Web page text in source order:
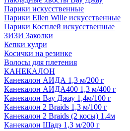
Парики искусственные
Парики Ellen Wille искусственные
Парики Косплей искусственные
ЗИЗИ Заколки
Кепки кудри
Косички на резинке
Волосы для плетения
КАНЕКАЛОН
Канекалон АИДА 1,3 м/200 г
Канекалон АИДА400 1,3 м/400 г
Канекалон Вау Джау 1,4м/100 г
Канекалон 2 Braids 1,3 м/100 г
Канекалон 2 Braids (2 косы) 1.4м
Канекалон Шадэ 1,3 м/200 г